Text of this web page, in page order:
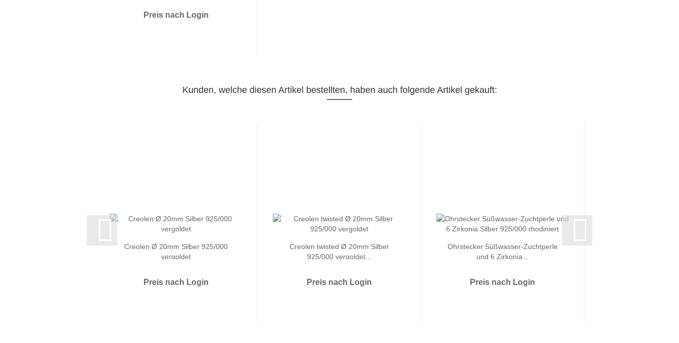
Preis nach Login
Kunden, welche diesen Artikel bestellten, haben auch folgende Artikel gekauft:
Creolen Ø 20mm Silber 925/000
vergoldet
Preis nach Login
Creolen twisted Ø 20mm Silber
925/000 vergoldet...
Preis nach Login
Ohrstecker Süßwasser-Zuchtperle
und 6 Zirkonia...
Preis nach Login